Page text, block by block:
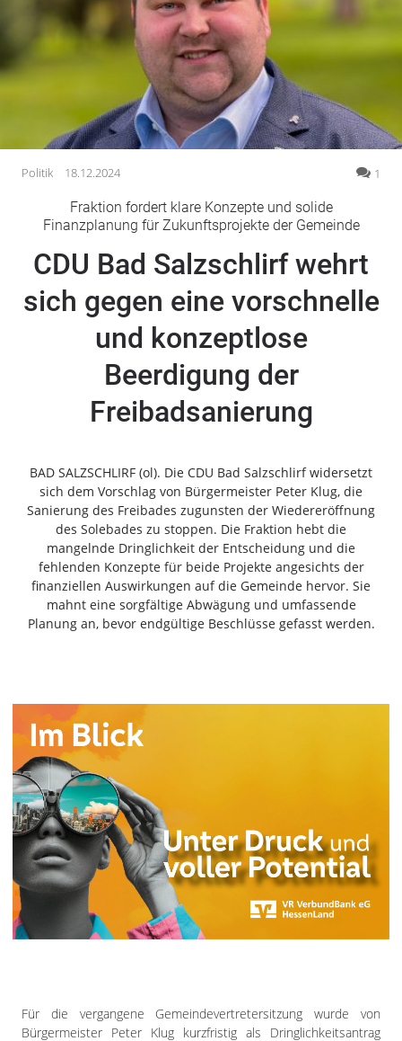
Gesundheit
Kultur
Lifestyle
Wirtschaft
Vogelsberg
Alsfeld
Lauterbach
Romrod
Homberg
Ohm
Schotten
Schlitz
Antrifttal
Feldatal
Freiensteinau
Grebenau
Grebenhain
Herbstein
Kirtorf
Lautertal
Mücke
Schwalmtal
Ulrichstein
Schwalm
Fulda
Gießen
Impressum
Datenschutzerklärung
Politik 18.12.2024 1
Fraktion fordert klare Konzepte und solide
Finanzplanung für Zukunftsprojekte der Gemeinde
CDU Bad Salzschlirf wehrt
sich gegen eine vorschnelle
und konzeptlose
Beerdigung der
Freibadsanierung
BAD SALZSCHLIRF (ol). Die CDU Bad Salzschlirf widersetzt
sich dem Vorschlag von Bürgermeister Peter Klug, die
Sanierung des Freibades zugunsten der Wiedereröffnung
des Solebades zu stoppen. Die Fraktion hebt die
mangelnde Dringlichkeit der Entscheidung und die
fehlenden Konzepte für beide Projekte angesichts der
finanziellen Auswirkungen auf die Gemeinde hervor. Sie
mahnt eine sorgfältige Abwägung und umfassende
Planung an, bevor endgültige Beschlüsse gefasst werden.
Für die vergangene Gemeindevertretersitzung wurde von
Bürgermeister Peter Klug kurzfristig als Dringlichkeitsantrag